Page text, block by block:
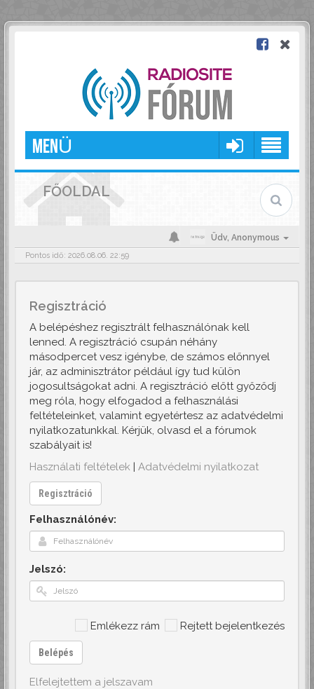
MENÜ
FŐOLDAL
Üdv, Anonymous
Pontos idő: 2026.08.06. 22:59
Regisztráció
A belépéshez regisztrált felhasználónak kell
lenned. A regisztráció csupán néhány
másodpercet vesz igénybe, de számos előnnyel
jár, az adminisztrátor például így tud külön
jogosultságokat adni. A regisztráció előtt győződj
meg róla, hogy elfogadod a felhasználási
feltételeinket, valamint egyetértesz az adatvédelmi
nyilatkozatunkkal. Kérjük, olvasd el a fórumok
szabályait is!
Használati feltételek | Adatvédelmi nyilatkozat
Regisztráció
Felhasználónév:
Jelszó:
Emlékezz rám Rejtett bejelentkezés
Belépés
Elfelejtettem a jelszavam